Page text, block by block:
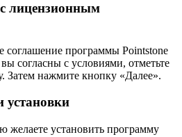
лицензионным
соглашение программы Pointstone
согласны с условиями, отметьте
Затем нажмите кнопку «Далее».
желаете установить программу